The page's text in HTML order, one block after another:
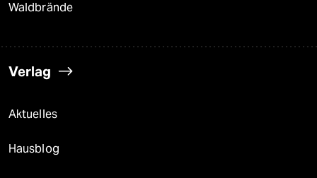
Waldbrände
Verlag
Aktuelles
Hausblog